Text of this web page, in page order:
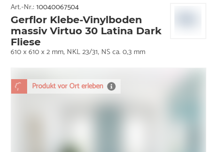
Produkt vor Ort erleben
Art.-Nr.:10040067504
Gerflor Klebe-Vinylboden
massiv Virtuo 30 Latina Dark
Fliese
610 x 610 x 2 mm, NKL 23/31, NS ca. 0,3 mm